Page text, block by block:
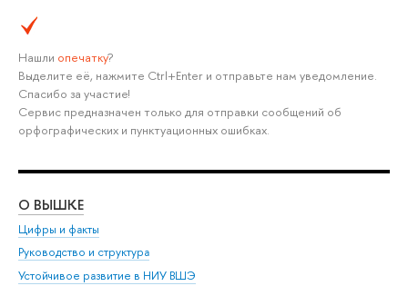
Нашли опечатку?
Выделите её, нажмите Ctrl+Enter и отправьте нам уведомление.
Спасибо за участие!
Сервис предназначен только для отправки сообщений об
орфографических и пунктуационных ошибках.
О ВЫШКЕ
Цифры и факты
Руководство и структура
Устойчивое развитие в НИУ ВШЭ